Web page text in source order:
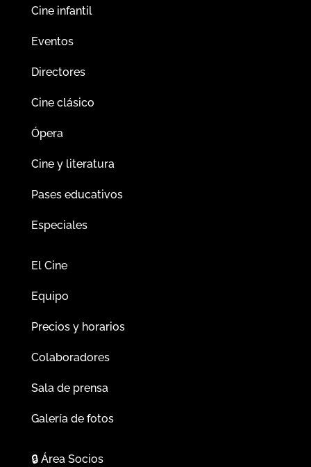
Cine infantil
Eventos
Directores
Cine clásico
Ópera
Cine y literatura
Pases educativos
Especiales
El Cine
Equipo
Precios y horarios
Colaboradores
Sala de prensa
Galería de fotos
🔒Área Socios